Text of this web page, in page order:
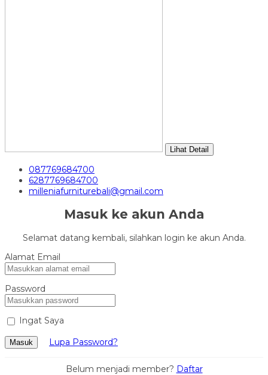
Lihat Detail
087769684700
6287769684700
milleniafurniturebali@gmail.com
Masuk ke akun Anda
Selamat datang kembali, silahkan login ke akun Anda.
Alamat Email
Password
Ingat Saya
Masuk Lupa Password?
Belum menjadi member? Daftar